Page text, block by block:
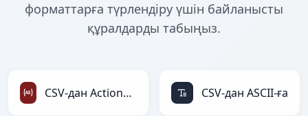
форматтарға түрлендіру үшін байланысты
құралдарды табыңыз.
CSV-дан ActionScript-ға CSV-дан ASCII-ға